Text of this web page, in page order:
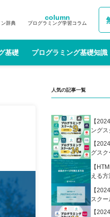
ン辞典
column
プログラミング学習コラム
基礎 プログラミング基礎知識
人気の記事一覧
【
ング
エン
ング
【
グスク
【
える
【
スク
選】
【